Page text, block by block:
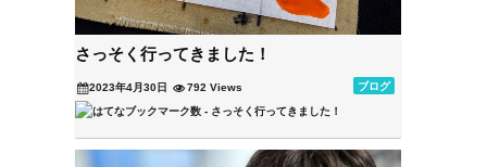
さっそく行ってきました！
2023年4月30日 ブログ
792 Views